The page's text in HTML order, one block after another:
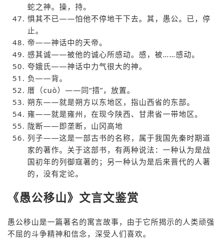
蛇之神。操，持。
惧其不已——怕他不停地干下去。其，愚公。已，停
止。
帝——神话中的天帝。
感其诚——被他的诚心所感动。感，被……感动。
夸娥氏——神话中力气很大的神。
负——背。
厝（cuò）——同“措”，放置。
朔东——就是朔方以东地区，指山西省的东部。
雍——就是雍州，在现今陕西、甘肃省一带地区。
陇断——即垄断，山冈高地
列子——这是一部古书的名称，属于我国先秦时期道
家的著作。关于这部书，有两种说法：一种认为是战
国初年的列御寇著的；另一种认为是后来晋代的人著
的，没有定论。
《愚公移山》文言文鉴赏
愚公移山是一篇著名的寓言故事，由于它所揭示的人类顽强
不屈的斗争精神和信念，深受人们喜欢。